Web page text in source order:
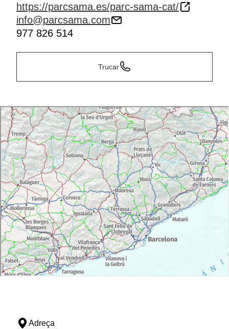
https://parcsama.es/parc-sama-cat/
info@parcsama.com
977 826 514
Trucar
Adreça